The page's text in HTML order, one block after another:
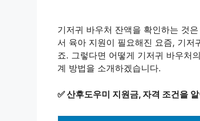
기저귀 바우처 잔액을 확인하는 것
서 육아 지원이 필요해진 요즘, 기
죠. 그렇다면 어떻게 기저귀 바우처
계 방법을 소개하겠습니다.
✅산후도우미 지원금, 자격 조건을